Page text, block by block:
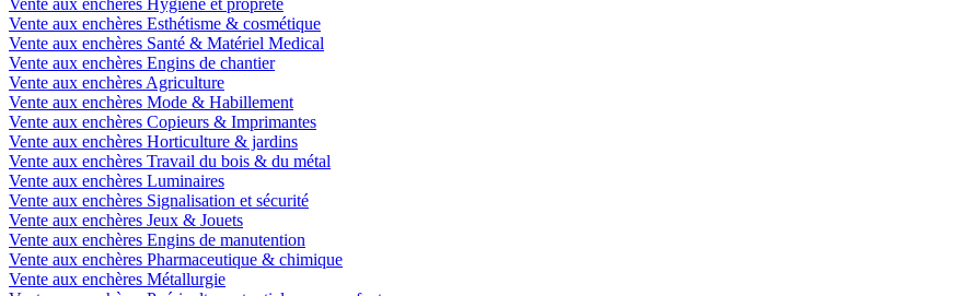
Vente aux enchères Esthétisme & cosmétique
Vente aux enchères Santé & Matériel Medical
Vente aux enchères Engins de chantier
Vente aux enchères Agriculture
Vente aux enchères Mode & Habillement
Vente aux enchères Copieurs & Imprimantes
Vente aux enchères Horticulture & jardins
Vente aux enchères Travail du bois & du métal
Vente aux enchères Luminaires
Vente aux enchères Signalisation et sécurité
Vente aux enchères Jeux & Jouets
Vente aux enchères Engins de manutention
Vente aux enchères Pharmaceutique & chimique
Vente aux enchères Métallurgie